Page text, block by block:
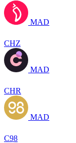
MAD
CHZ
MAD
CHR
MAD
C98